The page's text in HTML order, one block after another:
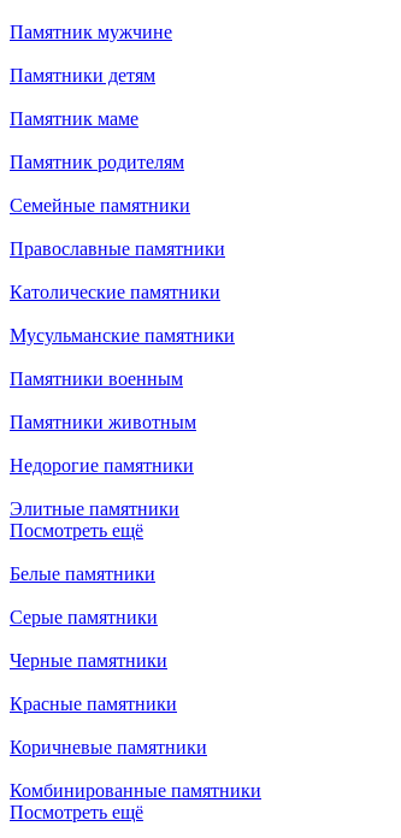
Памятник мужчине
Памятники детям
Памятник маме
Памятник родителям
Семейные памятники
Православные памятники
Католические памятники
Мусульманские памятники
Памятники военным
Памятники животным
Недорогие памятники
Элитные памятники
Посмотреть ещё
Белые памятники
Серые памятники
Черные памятники
Красные памятники
Коричневые памятники
Комбинированные памятники
Посмотреть ещё